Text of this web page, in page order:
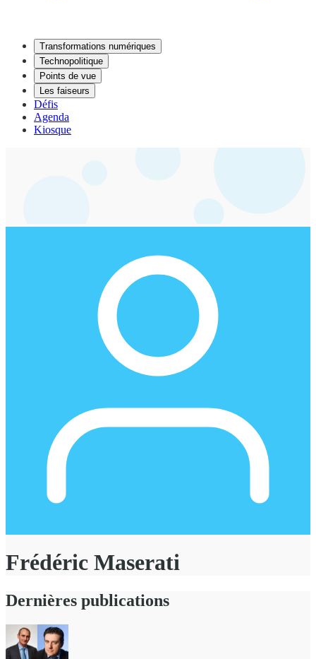
Transformations numériques
Technopolitique
Points de vue
Les faiseurs
Défis
Agenda
Kiosque
Frédéric Maserati
Dernières publications